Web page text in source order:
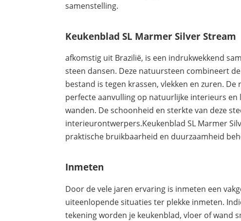
samenstelling.
Keukenblad SL Marmer Silver Stream
afkomstig uit Brazilië, is een indrukwekkend
steen dansen. Deze natuursteen combineert
bestand is tegen krassen, vlekken en zuren.
perfecte aanvulling op natuurlijke interieurs
wanden. De schoonheid en sterkte van deze
interieurontwerpers.Keukenblad SL Marmer
praktische bruikbaarheid en duurzaamheid
Inmeten
Door de vele jaren ervaring is inmeten een
uiteenlopende situaties ter plekke inmeten.
tekening worden je keukenblad, vloer of wand